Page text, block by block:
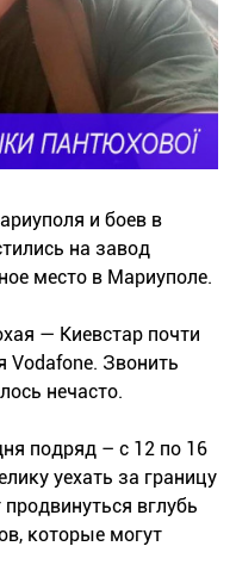
и боев в
на завод
место в Мариуполе.
— Киевстар почти
Vodafone. Звонить
нечасто.
подряд – с 12 по 16
уехать за границу
вглубь
которые могут